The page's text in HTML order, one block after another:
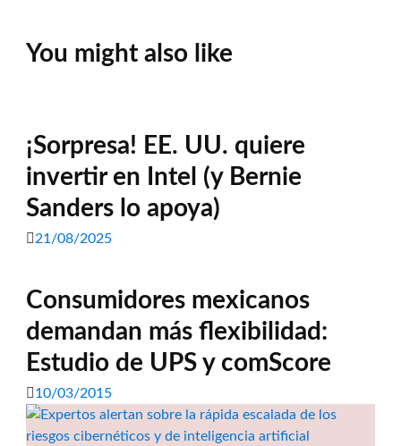
You might also like
¡Sorpresa! EE. UU. quiere
invertir en Intel (y Bernie
Sanders lo apoya)
21/08/2025
Consumidores mexicanos
demandan más flexibilidad:
Estudio de UPS y comScore
10/03/2015